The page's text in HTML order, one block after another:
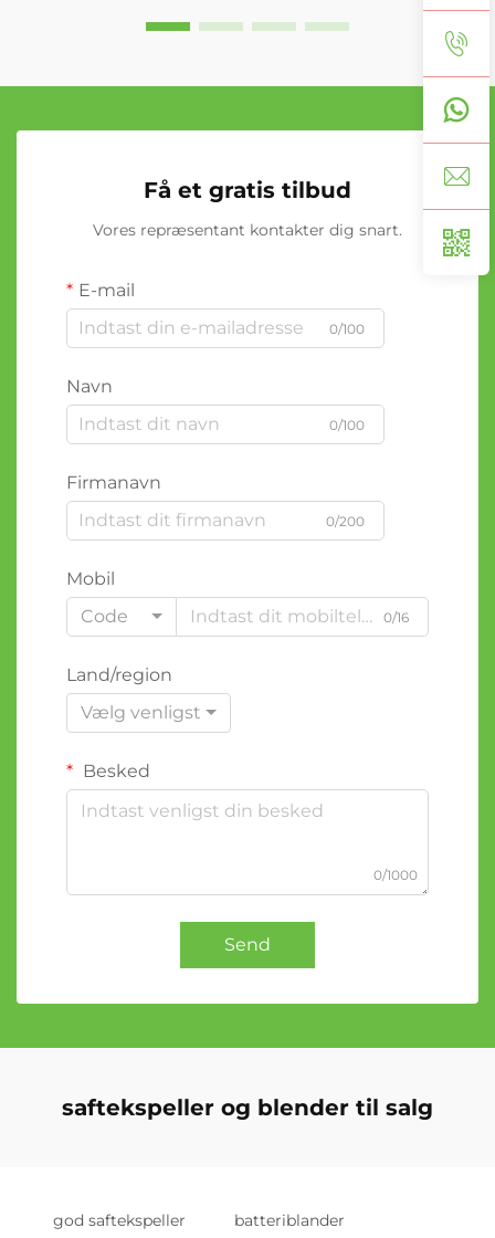
Få et gratis tilbud
Vores repræsentant kontakter dig snart.
E-mail
0/100
Navn
0/100
Firmanavn
0/200
Mobil
Code
0/16
Land/region
Vælg venligst
Besked
0/1000
Send
saftekspeller og blender til salg
god saftekspeller batteriblander